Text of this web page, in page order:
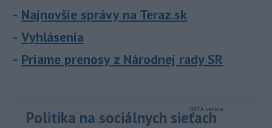
Najnovšie správy na Teraz.sk
Vyhlásenia
Priame prenosy z Národnej rady SR
Politika na sociálnych sieťach